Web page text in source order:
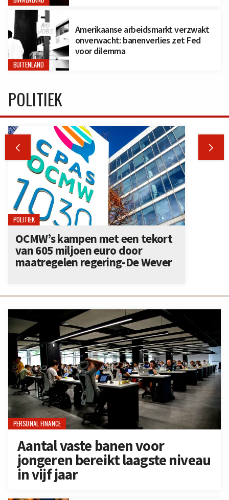
BUITENLAND
Amerikaanse arbeidsmarkt verzwakt
onverwacht: banenverlies zet Fed
voor dilemma
PERSONAL FINANCE
Aantal vaste banen voor
jongeren bereikt laagste niveau
in vijf jaar
POLITIEK
 
POLITIEK
OCMW’s kampen met een tekort
van 605 miljoen euro door
maatregelen regering-De Wever